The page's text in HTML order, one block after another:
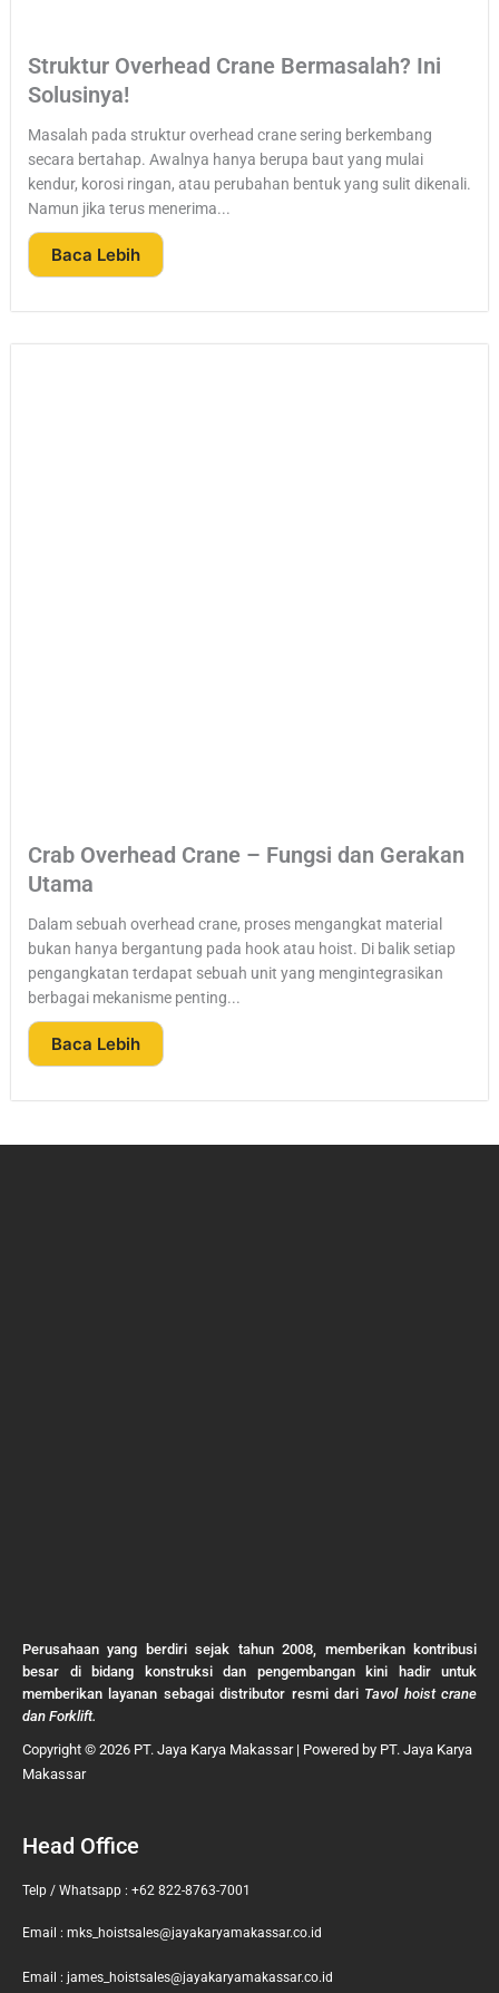
Struktur Overhead Crane Bermasalah? Ini
Solusinya!
Masalah pada struktur overhead crane sering berkembang
secara bertahap. Awalnya hanya berupa baut yang mulai
kendur, korosi ringan, atau perubahan bentuk yang sulit dikenali.
Namun jika terus menerima...
Baca Lebih
Crab Overhead Crane – Fungsi dan Gerakan
Utama
Dalam sebuah overhead crane, proses mengangkat material
bukan hanya bergantung pada hook atau hoist. Di balik setiap
pengangkatan terdapat sebuah unit yang mengintegrasikan
berbagai mekanisme penting...
Baca Lebih
Perusahaan yang berdiri sejak tahun 2008, memberikan kontribusi
besar di bidang konstruksi dan pengembangan kini hadir untuk
memberikan layanan sebagai distributor resmi dari Tavol hoist crane
dan Forklift.
Copyright © 2026 PT. Jaya Karya Makassar | Powered by PT. Jaya Karya
Makassar
Head Office
Telp / Whatsapp : +62 822-8763-7001
Email : mks_hoistsales@jayakaryamakassar.co.id
Email : james_hoistsales@jayakaryamakassar.co.id